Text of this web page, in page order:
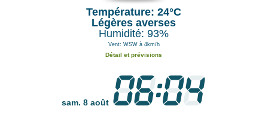
Température: 24°C
Légères averses
Humidité: 93%
Vent: WSW à 4km/h
Détail et prévisions
sam. 8 août